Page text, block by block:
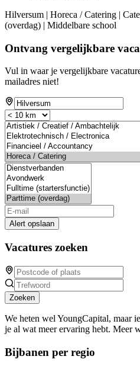
Hilversum | Horeca / Catering |
(overdag) | Middelbare school
Ontvang vergelijkbare
Vul in waar je vergelijkbare
mailadres niet!
Alert opslaan
Vacatures zoeken
Zoeken
We heten wel YoungCapital, maar
je al wat meer ervaring hebt. Meer
Bijbanen per regio